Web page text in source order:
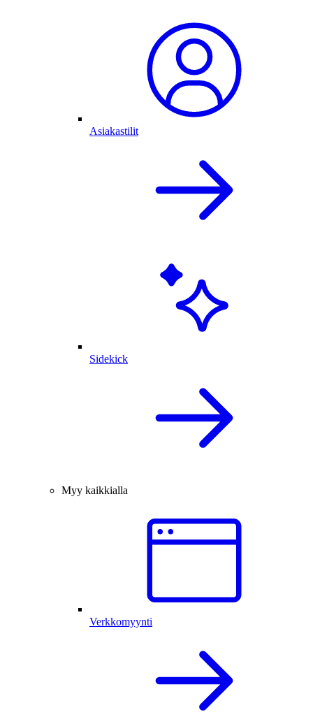
Asiakastilit
Sidekick
Myy kaikkialla
Verkkomyynti